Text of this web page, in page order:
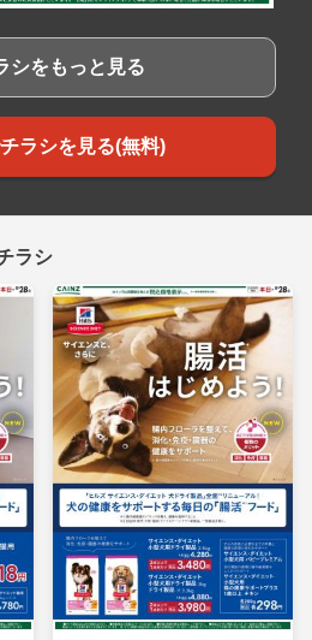
シをもっと見る
ラシを見る(無料)
ラシ